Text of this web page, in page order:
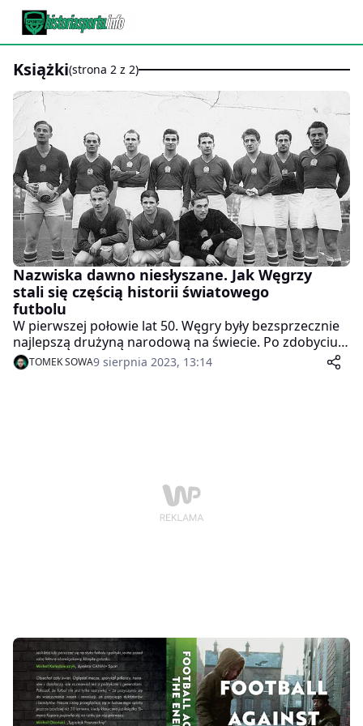
książki(strona 2 z 2)
Nazwiska dawno niesłyszane. Jak Węgrzy
stali się częścią historii światowego
futbolu
W pierwszej połowie lat 50. Węgry były bezsprzecznie
najlepszą drużyną narodową na świecie. Po zdobyciu
olimpijskiego złota w Helsinkach, Złota Jedenastka na
przestrzeni kilku miesięcy dwukrotnie rozgromiła
TOMEK SOWA9 sierpnia 2023, 13:14